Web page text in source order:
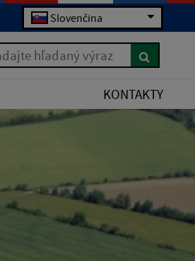
Slovenčina
hľadaný výraz
KONTAKTY